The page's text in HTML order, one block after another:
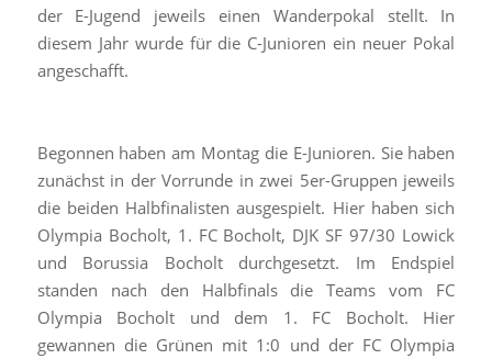
der E-Jugend jeweils einen Wanderpokal stellt. In
diesem Jahr wurde für die C-Junioren ein neuer Pokal
angeschafft.
Begonnen haben am Montag die E-Junioren. Sie haben
zunächst in der Vorrunde in zwei 5er-Gruppen jeweils
die beiden Halbfinalisten ausgespielt. Hier haben sich
Olympia Bocholt, 1. FC Bocholt, DJK SF 97/30 Lowick
und Borussia Bocholt durchgesetzt. Im Endspiel
standen nach den Halbfinals die Teams vom FC
Olympia Bocholt und dem 1. FC Bocholt. Hier
gewannen die Grünen mit 1:0 und der FC Olympia